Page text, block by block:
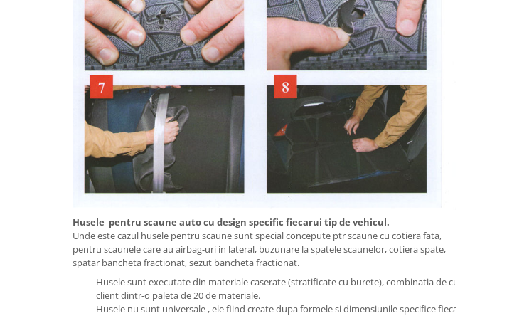
Husele pentru scaune auto cu design specific fiecarui tip de vehicul.
Unde este cazul husele pentru scaune sunt special concepute ptr scaune cu cotiera fata,
pentru scaunele care au airbag-uri in lateral, buzunare la spatele scaunelor, cotiera spate,
spatar bancheta fractionat, sezut bancheta fractionat.
Husele sunt executate din materiale caserate (stratificate cu burete), combinatia de culori fiind aleasa de
client dintr-o paleta de 20 de materiale.
Husele nu sunt universale , ele fiind create dupa formele si dimensiunile specifice fiecarui vehicul.